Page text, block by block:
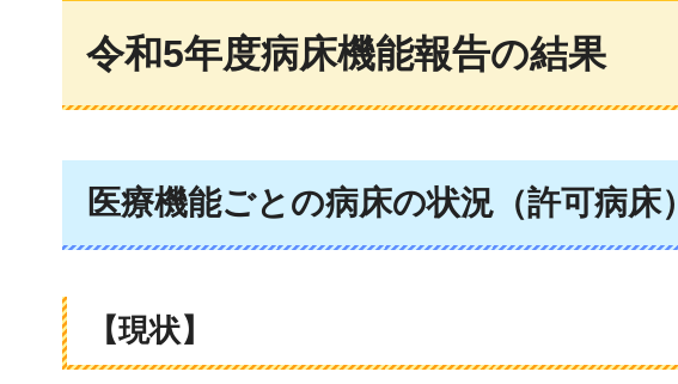
令和5年度病床機能報告の結果
医療機能ごとの病床の状況（許可病床）
【現状】